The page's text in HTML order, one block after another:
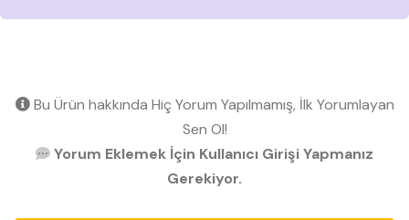
Bu Ürün hakkında Hiç Yorum Yapılmamış, İlk Yorumlayan
Sen Ol!
Yorum Eklemek İçin Kullanıcı Girişi Yapmanız
Gerekiyor.